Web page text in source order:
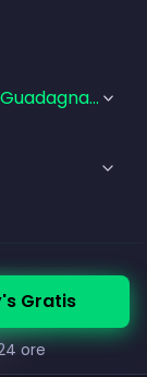
Gratis
ore
Privacy Policy
legali